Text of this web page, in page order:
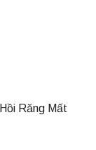
Răng Mất